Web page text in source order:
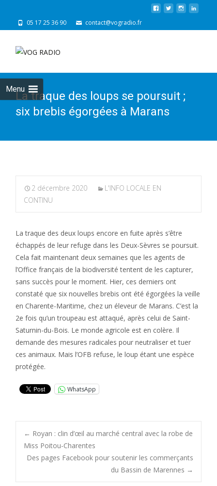
05 17 25 36 90 contact@vogradio.fr
Menu
La traque des loups se poursuit ;
six brebis égorgées à Marans
2 décembre 2020
L'INFO LOCALE EN
CONTINU
La traque des deux loups encore en fuite après s’être
échappés de leur refuge dans les Deux-Sèvres se poursuit.
Cela fait maintenant deux semaines que les agents de
l’Office français de la biodiversité tentent de les capturer,
sans succès pour le moment. Hier, ces derniers ont
constaté que six nouvelles brebis ont été égorgées la veille
en Charente-Maritime, chez un éleveur de Marans. C’est la
2e fois qu’un troupeau est attaqué, après celui de Saint-
Saturnin-du-Bois. Le monde agricole est en colère. Il
demande des mesures radicales pour neutraliser et tuer
ces animaux. Mais l’OFB refuse, le loup étant une espèce
protégée.
WhatsApp
Post
navigation
← Royan : clin d’œil au marché central avec la robe de
Miss Poitou-Charentes
Des pages Facebook pour soutenir les commerçants
du Bassin de Marennes →